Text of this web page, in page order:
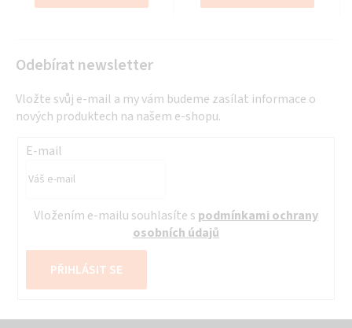
Odebírat newsletter
Vložte svůj e-mail a my vám budeme zasílat informace o
nových produktech na našem e-shopu.
E-mail
Vložením e-mailu souhlasíte s podmínkami ochrany
osobních údajů
PŘIHLÁSIT SE